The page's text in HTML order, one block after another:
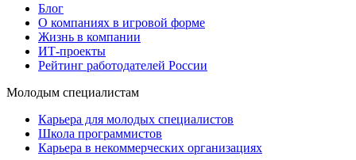
Блог
О компаниях в игровой форме
Жизнь в компании
ИТ-проекты
Рейтинг работодателей России
Молодым специалистам
Карьера для молодых специалистов
Школа программистов
Карьера в некоммерческих организациях